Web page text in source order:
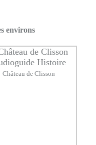
environs
Château de Clisson